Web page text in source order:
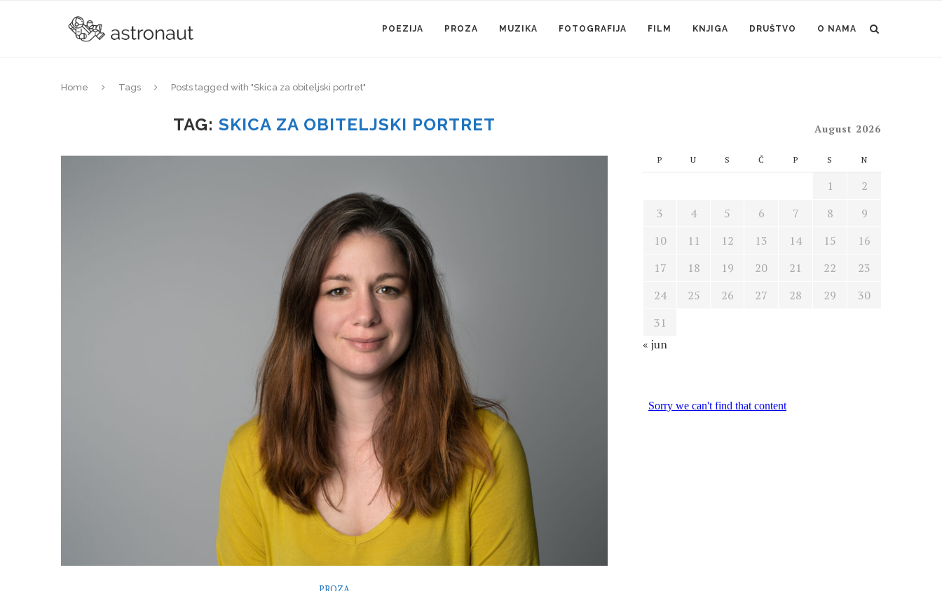
POEZIJA PROZA MUZIKA FOTOGRAFIJA FILM KNJIGA DRUŠTVO O NAMA
Home Tags Posts tagged with "Skica za obiteljski portret"
TAG: SKICA ZA OBITELJSKI PORTRET August 2026
P U S Č P S N
1
2
3
4 5 6 7 8
9
10
11 12 13 14 15
16
17
18 19 20 21 22
23
24
25 26 27 28 29
30
31
« jun